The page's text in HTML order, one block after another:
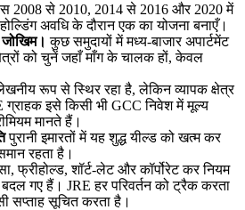
2008 से 2010, 2014 से 2016 और 2020 में
अवधि के दौरान एक का योजना बनाएँ।
जोखिम। कुछ समुदायों में मध्य-बाजार अपार्टमेंट
को चुनें जहाँ माँग के चालक हों, केवल
रूप से स्थिर रहा है, लेकिन व्यापक क्षेत्र
ग्राहक इसे किसी भी GCC निवेश में मूल्य
मानते हैं।
पुरानी इमारतों में यह शुद्ध यील्ड को खत्म कर
रहता है।
फ्रीहोल्ड, शॉर्ट-लेट और कॉर्पोरेट कर नियम
बदल गए हैं। JRE हर परिवर्तन को ट्रैक करता
सप्ताह सूचित करता है।